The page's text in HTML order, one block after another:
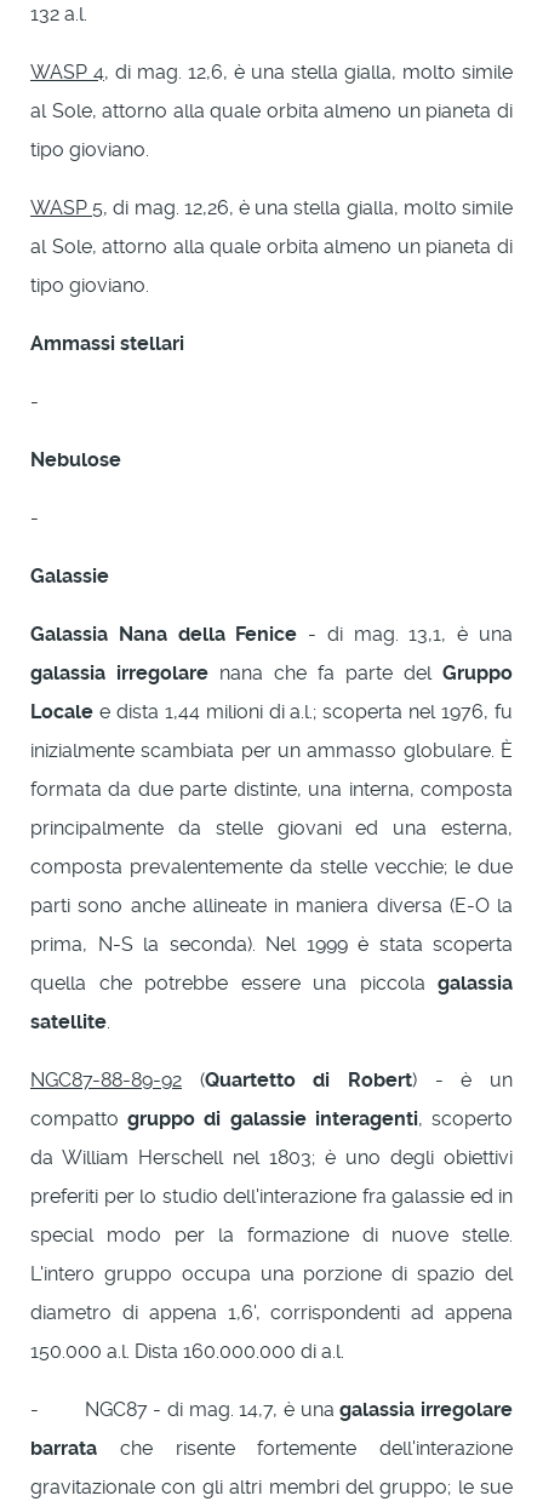
132 a.l.
WASP 4, di mag. 12,6, è una stella gialla, molto simile
al Sole, attorno alla quale orbita almeno un pianeta di
tipo gioviano.
WASP 5, di mag. 12,26, è una stella gialla, molto simile
al Sole, attorno alla quale orbita almeno un pianeta di
tipo gioviano.
Ammassi stellari
-
Nebulose
-
Galassie
Galassia Nana della Fenice - di mag. 13,1, è una
galassia irregolare nana che fa parte del Gruppo
Locale e dista 1,44 milioni di a.l.; scoperta nel 1976, fu
inizialmente scambiata per un ammasso globulare. È
formata da due parte distinte, una interna, composta
principalmente da stelle giovani ed una esterna,
composta prevalentemente da stelle vecchie; le due
parti sono anche allineate in maniera diversa (E-O la
prima, N-S la seconda). Nel 1999 è stata scoperta
quella che potrebbe essere una piccola galassia
satellite
NGC87-88-89-92 (Quartetto di Robert) - è un
compattogruppo di galassie interagenti, scoperto
da William Herschell nel 1803; è uno degli obiettivi
preferiti per lo studio dell'interazione fra galassie ed in
special modo per la formazione di nuove stelle.
L'intero gruppo occupa una porzione di spazio del
diametro di appena 1,6', corrispondenti ad appena
150.000 a.l. Dista 160.000.000 di a.l.
- NGC87 - di mag. 14,7, è unagalassia irregolare
barrata che risente fortemente dell'interazione
gravitazionale con gli altri membri del gruppo; le sue